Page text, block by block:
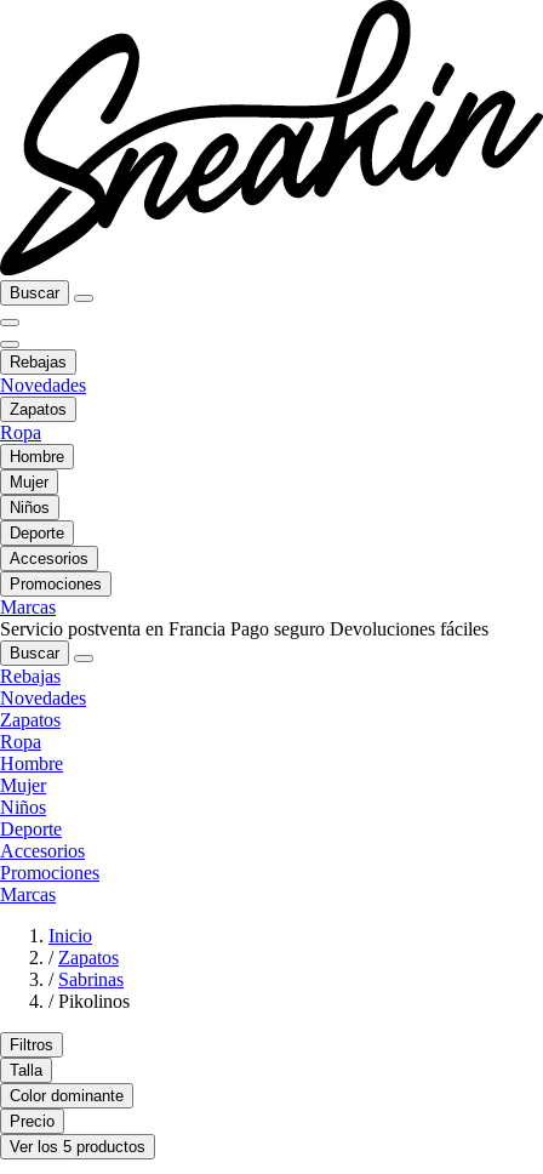
Buscar
Rebajas
Novedades
Zapatos
Ropa
Hombre
Mujer
Niños
Deporte
Accesorios
Promociones
Marcas
Servicio postventa en Francia Pago seguro Devoluciones fáciles
Buscar
Rebajas
Novedades
Zapatos
Ropa
Hombre
Mujer
Niños
Deporte
Accesorios
Promociones
Marcas
Inicio
/ Zapatos
/ Sabrinas
/ Pikolinos
Filtros
Talla
Color dominante
Precio
Ver los 5 productos